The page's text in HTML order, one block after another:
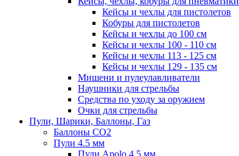
Кейсы и чехлы для пистолетов
Кобуры для пистолетов
Кейсы и чехлы до 100 см
Кейсы и чехлы 100 - 110 см
Кейсы и чехлы 113 - 125 см
Кейсы и чехлы 129 - 135 см
Мишени и пулеулавливатели
Наушники для стрельбы
Средства по уходу за оружием
Очки для стрельбы
Пули, Шарики, Баллоны, Газ
Баллоны CO2
Пули 4.5 мм
Пули Apolo 4.5 мм